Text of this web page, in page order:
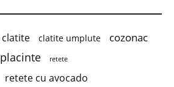
clatite clatite umplute
cozonac
placinte retete
retete cu avocado